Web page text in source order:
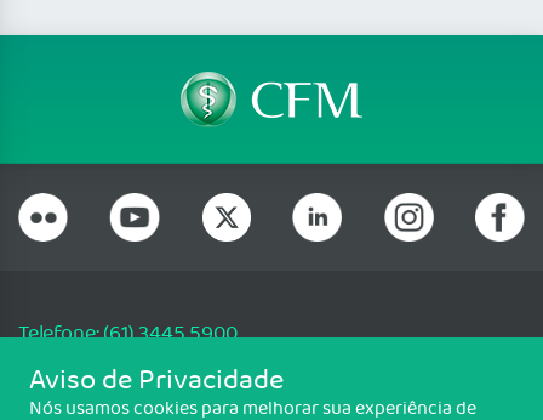
Telefone: (61) 3445 5900
Email: cfm@portalmedico.org.br
SGAS 616, Conjunto D, Lote 115, L2 Sul, Brasília/DF - CEP: 70200-760 -
Aviso de Privacidade
Nós usamos cookies para melhorar sua experiência de